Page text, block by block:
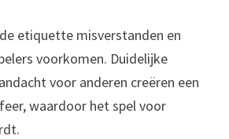
etiquette misverstanden en
voorkomen. Duidelijke
voor anderen creëren een
waardoor het spel voor